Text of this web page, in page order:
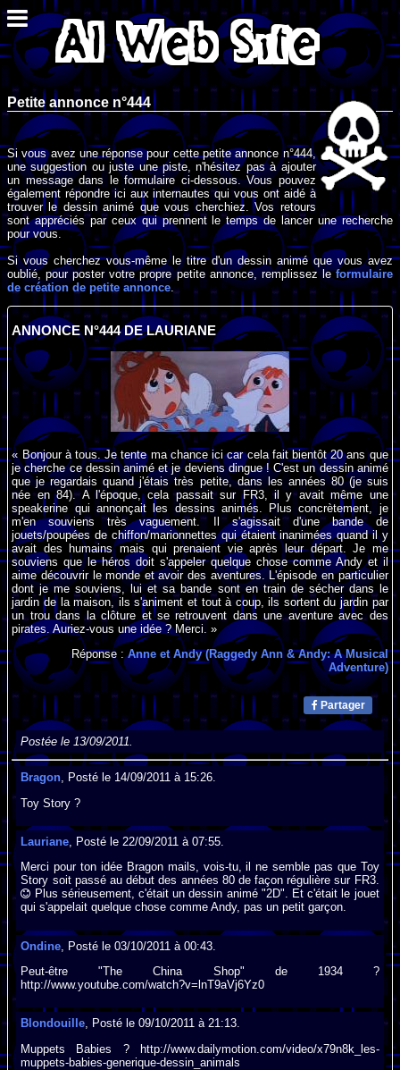
Petite annonce n°444
Si vous avez une réponse pour cette petite annonce n°444,
une suggestion ou juste une piste, n'hésitez pas à ajouter
un message dans le formulaire ci-dessous. Vous pouvez
également répondre ici aux internautes qui vous ont aidé à
trouver le dessin animé que vous cherchiez. Vos retours
sont appréciés par ceux qui prennent le temps de lancer une recherche
pour vous.
Si vous cherchez vous-même le titre d'un dessin animé que vous avez
oublié, pour poster votre propre petite annonce, remplissez leformulaire
de création de petite annonce .
ANNONCE N°444 DE LAURIANE
« Bonjour à tous. Je tente ma chance ici car cela fait bientôt 20 ans que
je cherche ce dessin animé et je deviens dingue ! C'est un dessin animé
que je regardais quand j'étais très petite, dans les années 80 (je suis
née en 84). A l'époque, cela passait sur FR3, il y avait même une
speakerine qui annonçait les dessins animés. Plus concrètement, je
m'en souviens très vaguement. Il s'agissait d'une bande de
jouets/poupées de chiffon/marionnettes qui étaient inanimées quand il y
avait des humains mais qui prenaient vie après leur départ. Je me
souviens que le héros doit s'appeler quelque chose comme Andy et il
aime découvrir le monde et avoir des aventures. L'épisode en particulier
dont je me souviens, lui et sa bande sont en train de sécher dans le
jardin de la maison, ils s'animent et tout à coup, ils sortent du jardin par
un trou dans la clôture et se retrouvent dans une aventure avec des
pirates. Auriez-vous une idée ? Merci. »
Réponse :Anne et Andy (Raggedy Ann & Andy: A Musical
Adventure)
Partager
Postée le 13/09/2011.
Bragon, Posté le 14/09/2011 à 15:26.
Toy Story ?
Lauriane, Posté le 22/09/2011 à 07:55.
Merci pour ton idée Bragon mails, vois-tu, il ne semble pas que Toy
Story soit passé au début des années 80 de façon régulière sur FR3.
Plus sérieusement, c'était un dessin animé "2D". Et c'était le jouet
qui s'appelait quelque chose comme Andy, pas un petit garçon.
Ondine , Posté le 03/10/2011 à 00:43.
Peut-être "The China Shop" de 1934 ?
http://www.youtube.com/watch?v=lnT9aVj6Yz0
Blondouille, Posté le 09/10/2011 à 21:13.
Muppets Babies ? http://www.dailymotion.com/video/x79n8k_les-
muppets-babies-generique-dessin_animals